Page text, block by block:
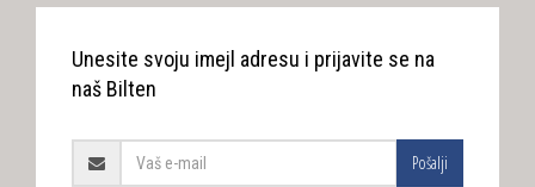
Unesite svoju imejl adresu i prijavite se na
naš Bilten
Pošalji